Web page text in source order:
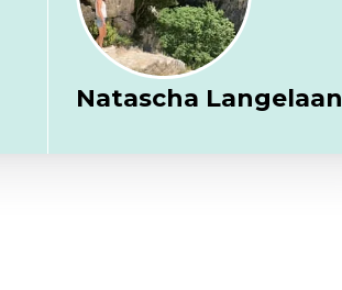
Natascha Langelaan